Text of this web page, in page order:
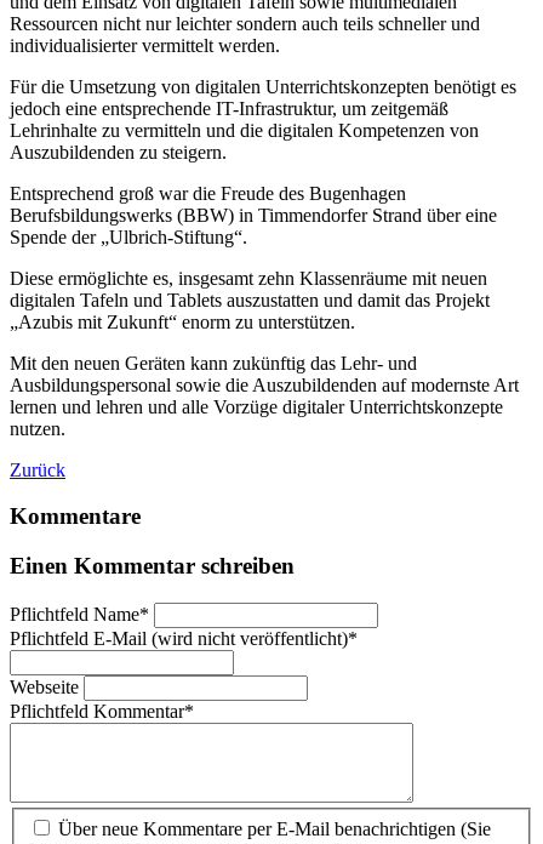
Ressourcen nicht nur leichter sondern auch teils schneller und
individualisierter vermittelt werden.
Für die Umsetzung von digitalen Unterrichtskonzepten benötigt es
jedoch eine entsprechende IT-Infrastruktur, um zeitgemäß
Lehrinhalte zu vermitteln und die digitalen Kompetenzen von
Auszubildenden zu steigern.
Entsprechend groß war die Freude des Bugenhagen
Berufsbildungswerks (BBW) in Timmendorfer Strand über eine
Spende der „Ulbrich-Stiftung“.
Diese ermöglichte es, insgesamt zehn Klassenräume mit neuen
digitalen Tafeln und Tablets auszustatten und damit das Projekt
„Azubis mit Zukunft“ enorm zu unterstützen.
Mit den neuen Geräten kann zukünftig das Lehr- und
Ausbildungspersonal sowie die Auszubildenden auf modernste Art
lernen und lehren und alle Vorzüge digitaler Unterrichtskonzepte
nutzen.
Zurück
Kommentare
Einen Kommentar schreiben
Pflichtfeld Name*
Pflichtfeld E-Mail (wird nicht veröffentlicht)*
Webseite
Pflichtfeld Kommentar*
Über neue Kommentare per E-Mail benachrichtigen (Sie